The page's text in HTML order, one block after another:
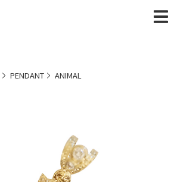
PENDANT ANIMAL